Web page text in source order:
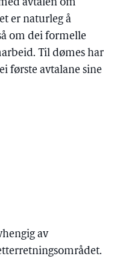
avtalen om
er naturleg å
om dei formelle
Til dømes har
første avtalane sine
av